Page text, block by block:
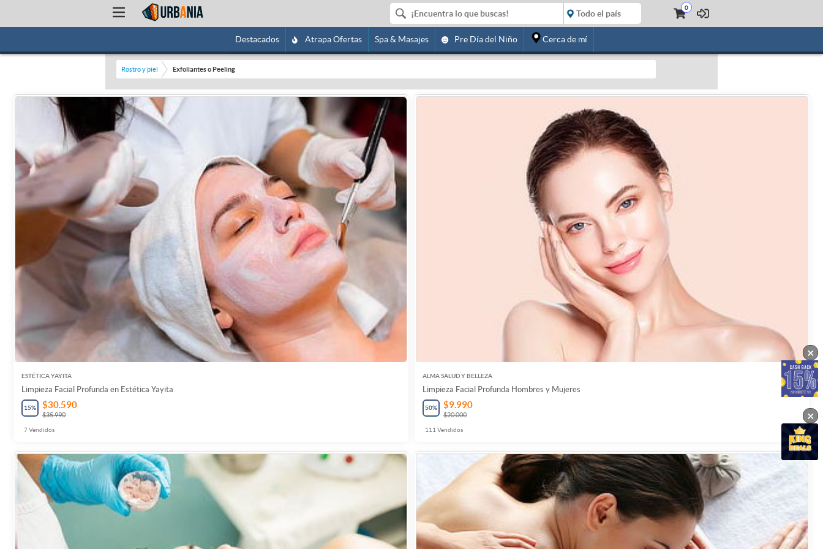
0
Destacados Atrapa Ofertas Spa & Masajes Pre Día del Niño Cerca de mí
Rostro y piel Exfoliantes o Peeling
ESTÉTICA YAYITA
Limpieza Facial Profunda en Estética Yayita
15% $30.590
$35.990
7Vendidos
ALMA SALUD Y BELLEZA
Limpieza Facial Profunda Hombres y Mujeres
50% $9.990
$20.000
111 Vendidos
×
×